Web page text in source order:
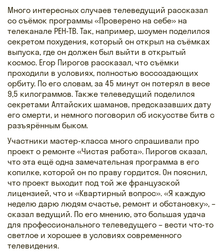
Много интересных случаев телеведущий рассказал
со съёмок программы «Проверено на себе» на
телеканале РЕН-ТВ. Так, например, шоумен поделился
секретом похудения, который он открыл на съёмках
выпуска, где он должен был выйти в открытый
космос. Егор Пирогов рассказал, что съёмки
проходили в условиях, полностью воссоздающих
орбиту. По его словам, за 45 минут он потерял в весе
9,5 килограммов. Также телеведущий поделился
секретами Алтайских шаманов, предсказавших дату
его смерти, и немного поговорил об искусстве битв с
разъярённым быком.
Участники мастер-класса много спрашивали про
проект о ремонте «Чистая работа». Пирогов сказал,
что эта ещё одна замечательная программа в его
копилке, которой он по праву гордится. Он пояснил,
что проект выходит под той же французской
лицензией, что и «Квартирный вопрос». «Я каждую
неделю дарю людям счастье, ремонт и обстановку», –
сказал ведущий. По его мнению, это большая удача
для профессионального телеведущего – вести что-то
светлое и хорошее в условиях современного
телевидения.